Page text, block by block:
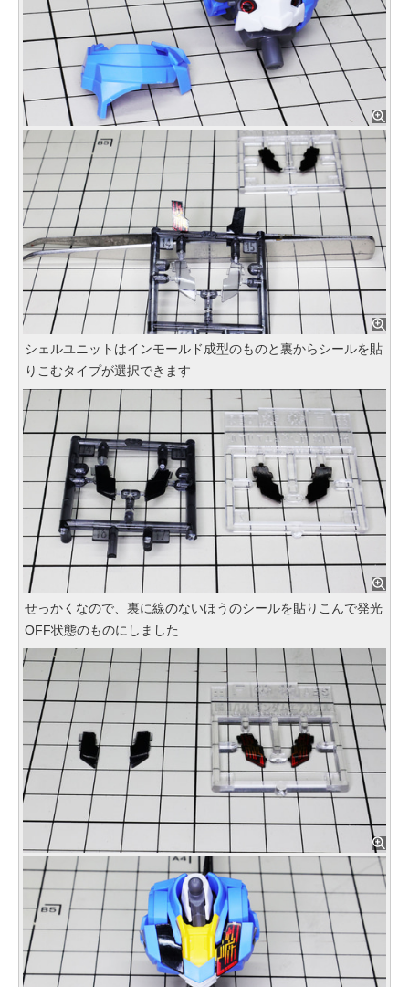
シェルユニットはインモールド成型のものと裏からシールを貼
りこむタイプが選択できます
せっかくなので、裏に線のないほうのシールを貼りこんで発光
OFF状態のものにしました